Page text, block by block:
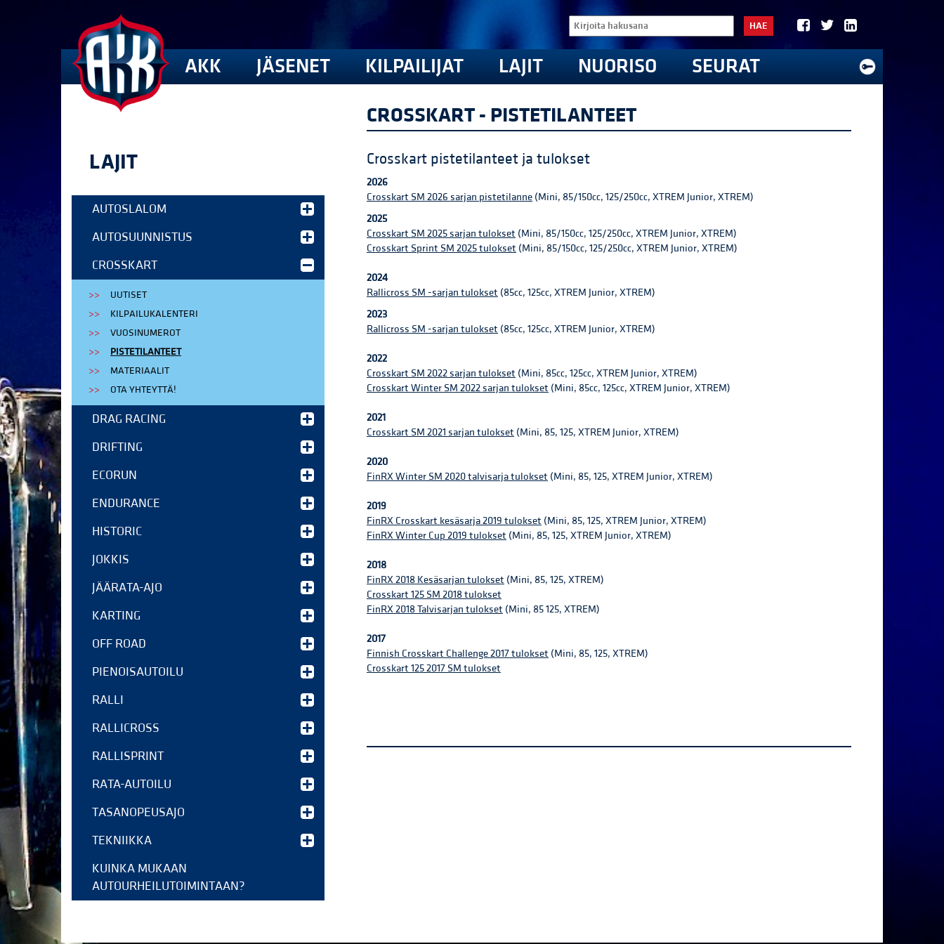
HAE
AKK JÄSENET KILPAILIJAT LAJIT NUORISO SEURAT
LAJIT
AUTOSLALOM
AUTOSUUNNISTUS
CROSSKART
UUTISET
KILPAILUKALENTERI
VUOSINUMEROT
PISTETILANTEET
MATERIAALIT
OTA YHTEYTTÄ!
DRAG RACING
DRIFTING
ECORUN
ENDURANCE
HISTORIC
JOKKIS
JÄÄRATA-AJO
KARTING
OFF ROAD
PIENOISAUTOILU
RALLI
RALLICROSS
RALLISPRINT
RATA-AUTOILU
TASANOPEUSAJO
TEKNIIKKA
KUINKA MUKAAN
AUTOURHEILUTOIMINTAAN?
CROSSKART - PISTETILANTEET
Crosskart pistetilanteet ja tulokset
2026
Crosskart SM 2026 sarjan pistetilanne (Mini, 85/150cc, 125/250cc, XTREM Junior, XTREM)
2025
Crosskart SM 2025 sarjan tulokset (Mini, 85/150cc, 125/250cc, XTREM Junior, XTREM)
Crosskart Sprint SM 2025 tulokset (Mini, 85/150cc, 125/250cc, XTREM Junior, XTREM)
2024
​Rallicross SM -sarjan tulokset (85cc, 125cc, XTREM Junior, XTREM)
2023
Rallicross SM -sarjan tulokset (85cc, 125cc, XTREM Junior, XTREM)
2022
Crosskart SM 2022 sarjan tulokset (Mini, 85cc, 125cc, XTREM Junior, XTREM)
Crosskart Winter SM 2022 sarjan tulokset (Mini, 85cc, 125cc, XTREM Junior, XTREM)
2021
Crosskart SM 2021 sarjan tulokset (Mini, 85, 125, XTREM Junior, XTREM)
2020
FinRX Winter SM 2020 talvisarja tulokset (Mini, 85, 125, XTREM Junior, XTREM)
2019
FinRX Crosskart kesäsarja 2019 tulokset (Mini, 85, 125, XTREM Junior, XTREM)
FinRX Winter Cup 2019 tulokset (Mini, 85, 125, XTREM Junior, XTREM)
2018
FinRX 2018 Kesäsarjan tulokset (Mini, 85, 125, XTREM)
Crosskart 125 SM 2018 tulokset
FinRX 2018 Talvisarjan tulokset (Mini, 85 125, XTREM)
2017​
Finnish Crosskart Challenge 2017 tulokset (Mini, 85, 125, XTREM)
Crosskart 125 2017 SM tulokset